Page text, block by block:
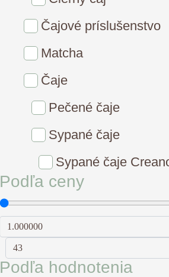
Čajové príslušenstvo
Matcha
Čaje
Pečené čaje
Sypané čaje
Sypané čaje
Podľa ceny
Podľa hodnotenia